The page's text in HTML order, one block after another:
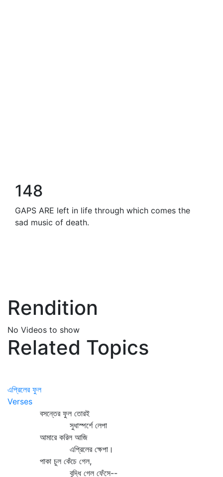
148
GAPS ARE left in life through which comes the
sad music of death.
Rendition
No Videos to show
Related Topics
এপ্রিলের ফুল
Verses
বসন্তের ফুল তোরই
সুধাস্পর্শে লেপা
আমারে করিল আজি
এপ্রিলের ক্ষেপা।
পাকা চুল কেঁচে গেল,
বুদ্ধি গেল ফেঁসে--